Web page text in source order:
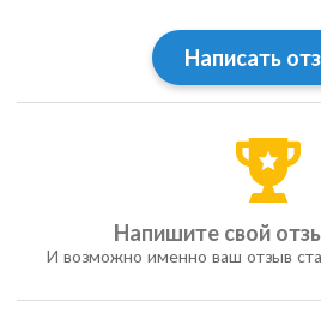
Написать
Напишите свой
И возможно именно ваш отзыв